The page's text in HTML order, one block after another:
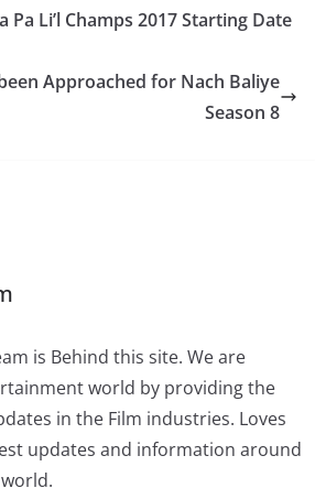
Pa Li’l Champs 2017 Starting Date
Approached for Nach Baliye
Season 8
is Behind this site. We are
world by providing the
in the Film industries. Loves
updates and information around